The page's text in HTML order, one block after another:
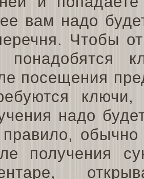
вам надо
Чтобы
понадобятся
посещения
надо
правило,
получения